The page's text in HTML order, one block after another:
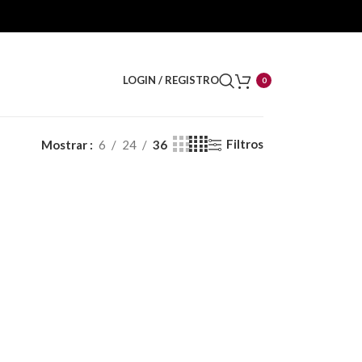
LOGIN / REGISTRO 0
Mostrar 6 24 36 Filtros